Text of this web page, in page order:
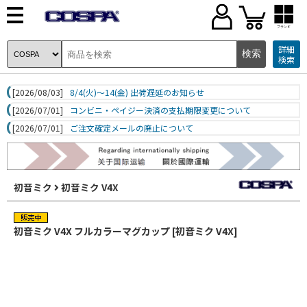
ブランド
詳細
検索
[2026/08/03]
8/4(火)～14(金) 出荷遅延のお知らせ
[2026/07/01]
コンビニ・ペイジー決済の支払期限変更について
[2026/07/01]
ご注文確定メールの廃止について
初音ミク 初音ミク V4X
初音ミク V4X フルカラーマグカップ [初音ミク V4X]